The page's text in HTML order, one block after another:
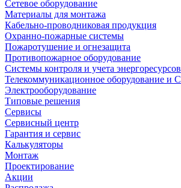
Сетевое оборудование
Материалы для монтажа
Кабельно-проводниковая продукция
Охранно-пожарные системы
Пожаротушение и огнезащита
Противопожарное оборудование
Системы контроля и учета энергоресурсов
Телекоммуникационное оборудование и
Электрооборудование
Типовые решения
Сервисы
Сервисный центр
Гарантия и сервис
Калькуляторы
Монтаж
Проектирование
Акции